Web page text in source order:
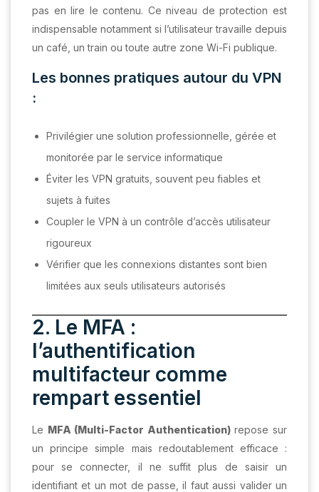
pas en lire le contenu. Ce niveau de protection est
indispensable notamment si l’utilisateur travaille depuis
un café, un train ou toute autre zone Wi-Fi publique.
Les bonnes pratiques autour du VPN
:
Privilégier une solution professionnelle, gérée et
monitorée par le service informatique
Éviter les VPN gratuits, souvent peu fiables et
sujets à fuites
Coupler le VPN à un contrôle d’accès utilisateur
rigoureux
Vérifier que les connexions distantes sont bien
limitées aux seuls utilisateurs autorisés
2. Le MFA :
l’authentification
multifacteur comme
rempart essentiel
Le MFA (Multi-Factor Authentication)repose sur
un principe simple mais redoutablement efficace :
pour se connecter, il ne suffit plus de saisir un
identifiant et un mot de passe, il faut aussi valider un